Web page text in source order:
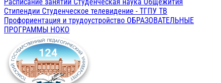
Стипендии Студенческое телевидение - ТГПУ ТВ
Профориентация и трудоустройство ОБРАЗОВАТЕЛЬНЫЕ
ПРОГРАММЫ НОКО